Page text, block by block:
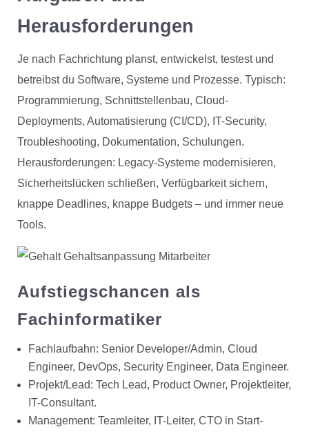
Herausforderungen
Je nach Fachrichtung planst, entwickelst, testest und
betreibst du Software, Systeme und Prozesse. Typisch:
Programmierung, Schnittstellenbau, Cloud-
Deployments, Automatisierung (CI/CD), IT-Security,
Troubleshooting, Dokumentation, Schulungen.
Herausforderungen: Legacy-Systeme modernisieren,
Sicherheitslücken schließen, Verfügbarkeit sichern,
knappe Deadlines, knappe Budgets – und immer neue
Tools.
Aufstiegschancen als
Fachinformatiker
Fachlaufbahn: Senior Developer/Admin, Cloud
Engineer, DevOps, Security Engineer, Data Engineer.
Projekt/Lead: Tech Lead, Product Owner, Projektleiter,
IT-Consultant.
Management: Teamleiter, IT-Leiter, CTO in Start-